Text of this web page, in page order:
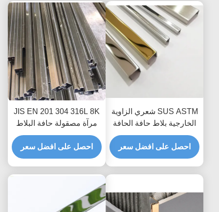
SUS ASTM شعري الزاوية
الخارجية بلاط حافة الحافة
لتزيين السيراميك
احصل على افضل سعر
JIS EN 201 304 316L 8K
مرآة مصقولة حافة البلاط
المصقول لحماية حافة
الجدار الأرضية
احصل على افضل سعر